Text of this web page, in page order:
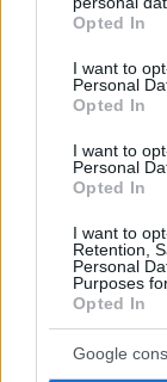
grant or deny
use your data
consent section.
Opted In
I want to
Personal
Opted In
I want to
Personal
Opted In
I want to
Retention,
Personal
Purposes
Opted In
Google
Δείτε όλες τις
και τον Κόσμο,
Protothema.gr